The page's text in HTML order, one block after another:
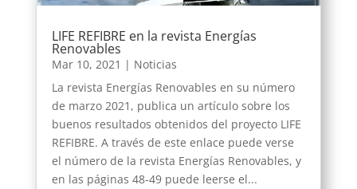
LIFE REFIBRE en la revista Energías
Renovables
Mar 10, 2021 | Noticias
La revista Energías Renovables en su número
de marzo 2021, publica un artículo sobre los
buenos resultados obtenidos del proyecto LIFE
REFIBRE. A través de este enlace puede verse
el número de la revista Energías Renovables, y
en las páginas 48-49 puede leerse el...